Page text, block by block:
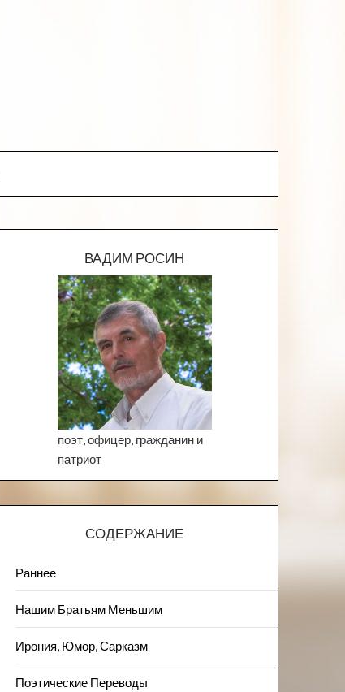
ВАДИМ РОСИН
поэт, офицер, гражданин и
патриот
СОДЕРЖАНИЕ
Раннее
Нашим Братьям Меньшим
Ирония, Юмор, Сарказм
Поэтические Переводы